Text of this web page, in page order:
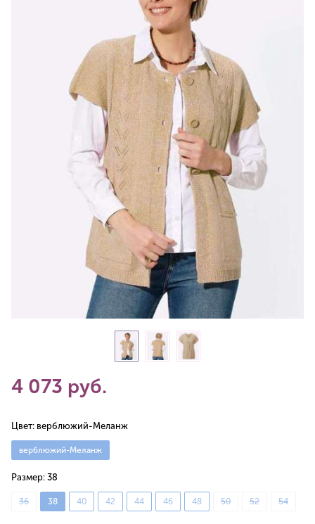
4 073 руб.
Цвет: верблюжий-Меланж
верблюжий-Меланж
Размер: 38
36 38 40 42 44 46 48 50 52 54